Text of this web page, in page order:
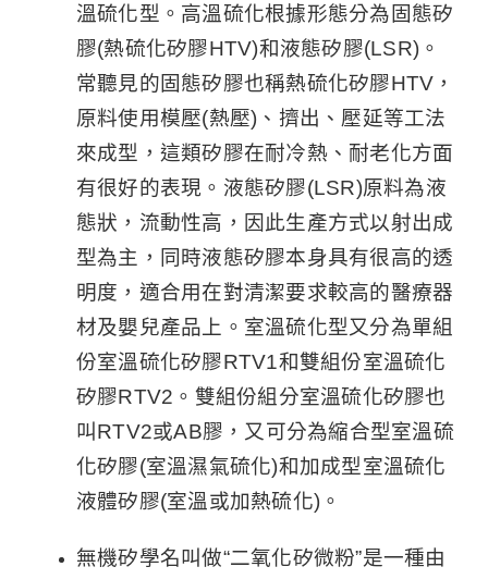
溫硫化型。高溫硫化根據形態分為固態矽
膠(熱硫化矽膠HTV)和液態矽膠(LSR)。
常聽見的固態矽膠也稱熱硫化矽膠HTV，
原料使用模壓(熱壓)、擠出、壓延等工法
來成型，這類矽膠在耐冷熱、耐老化方面
有很好的表現。液態矽膠(LSR)原料為液
態狀，流動性高，因此生產方式以射出成
型為主，同時液態矽膠本身具有很高的透
明度，適合用在對清潔要求較高的醫療器
材及嬰兒產品上。室溫硫化型又分為單組
份室溫硫化矽膠RTV1和雙組份室溫硫化
矽膠RTV2。雙組份組分室溫硫化矽膠也
叫RTV2或AB膠，又可分為縮合型室溫硫
化矽膠(室溫濕氣硫化)和加成型室溫硫化
液體矽膠(室溫或加熱硫化)。
無機矽學名叫做“二氧化矽微粉”是一種由